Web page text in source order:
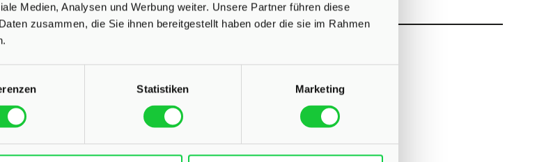
Medien, Analysen und Werbung weiter. Unsere Partner führen diese
zusammen, die Sie ihnen bereitgestellt haben oder die sie im Rahmen
Statistiken Marketing
in Henstedt-Ulzburg?
Sie Ihre Immobilie in 3 Minuten analysieren